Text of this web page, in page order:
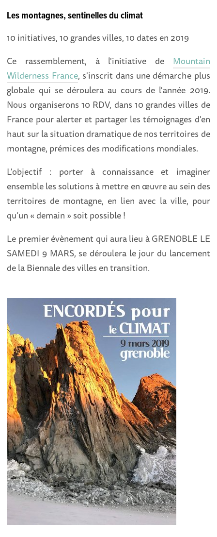
Les montagnes, sentinelles du climat
10 initiatives, 10 grandes villes, 10 dates en 2019
Ce rassemblement, à l'initiative de Mountain
Wilderness France, s'inscrit dans une démarche plus
globale qui se déroulera au cours de l'année 2019.
Nous organiserons 10 RDV, dans 10 grandes villes de
France pour alerter et partager les témoignages d'en
haut sur la situation dramatique de nos territoires de
montagne, prémices des modifications mondiales.
L'objectif : porter à connaissance et imaginer
ensemble les solutions à mettre en œuvre au sein des
territoires de montagne, en lien avec la ville, pour
qu’un « demain » soit possible !
Le premier évènement qui aura lieu à GRENOBLE LE
SAMEDI 9 MARS, se déroulera le jour du lancement
de la Biennale des villes en transition.